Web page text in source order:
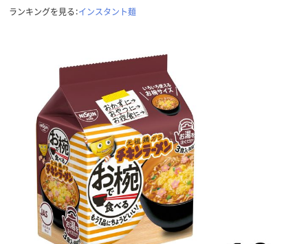
ランキングを見る：インスタント麺